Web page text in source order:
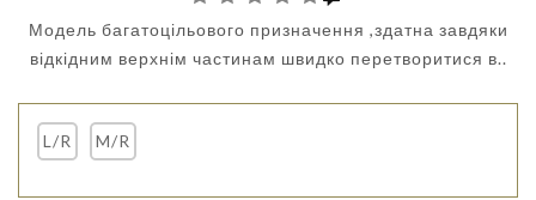
Модель багатоцільового призначення ,здатна завдяки
відкідним верхнім частинам швидко перетворитися в..
L/R M/R